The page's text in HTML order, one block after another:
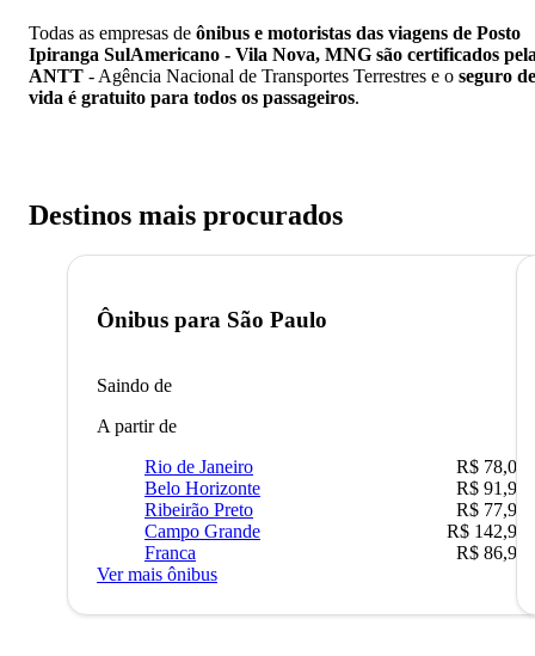
Todas as empresas de ônibus e motoristas das viagens de Posto
Ipiranga SulAmericano - Vila Nova, MNG são certificados
ANTT - Agência Nacional de Transportes Terrestres e o seguro de
vida é gratuito para todos os passageiros.
Destinos mais procurados
Ônibus para São Paulo
Saindo de
A partir de
Rio de Janeiro
R$ 78,02
Belo Horizonte
R$ 91,90
Ribeirão Preto
R$ 77,90
Campo Grande
R$ 142,90
Franca
R$ 86,90
Ver mais ônibus